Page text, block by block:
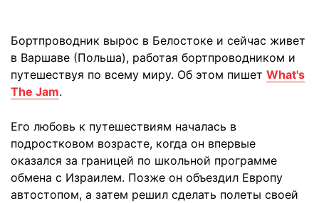
Бортпроводник вырос в Белостоке и сейчас живет
в Варшаве (Польша), работая бортпроводником и
путешествуя по всему миру. Об этом пишет What's
The Jam.
Его любовь к путешествиям началась в
подростковом возрасте, когда он впервые
оказался за границей по школьной программе
обмена с Израилем. Позже он объездил Европу
автостопом, а затем решил сделать полеты своей